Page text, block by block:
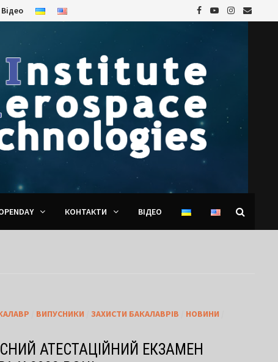
Відео
КОНТАКТИ ВІДЕО
ВИПУСНИКИ ЗАХИСТИ БАКАЛАВРІВ НОВИНИ
АТЕСТАЦІЙНИЙ ЕКЗАМЕН